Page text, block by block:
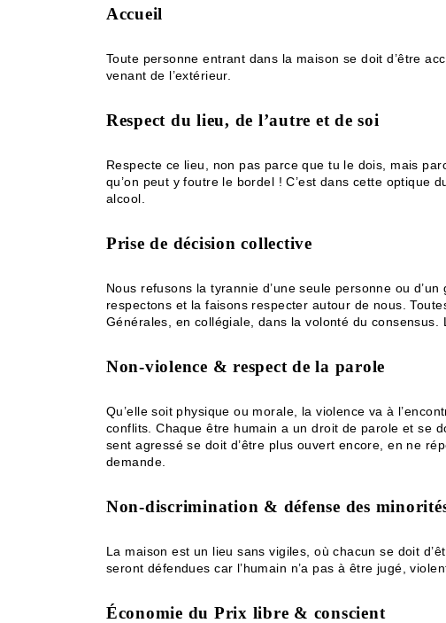
Accueil
Toute personne entrant dans la maison se doit d’être
venant de l’extérieur.
Respect du lieu, de l’autre et de soi
Respecte ce lieu, non pas parce que tu le dois, mais
qu’on peut y foutre le bordel ! C’est dans cette optique
alcool.
Prise de décision collective
Nous refusons la tyrannie d’une seule personne ou
respectons et la faisons respecter autour de nous.
Générales, en collégiale, dans la volonté du consensus.
Non-violence & respect de la parole
Qu’elle soit physique ou morale, la violence va à
conflits. Chaque être humain a un droit de parole et se
sent agressé se doit d’être plus ouvert encore, en ne
demande.
Non-discrimination & défense des
La maison est un lieu sans vigiles, où chacun se doit
seront défendues car l’humain n’a pas à être jugé,
Économie du Prix libre & conscient